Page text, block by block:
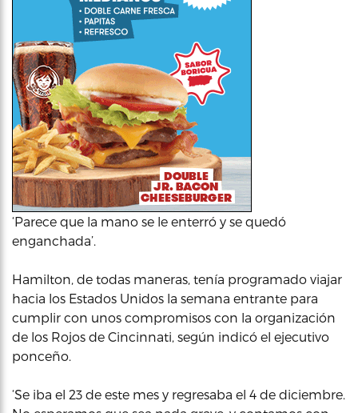
‘Parece que la mano se le enterró y se quedó
enganchada’.
Hamilton, de todas maneras, tenía programado viajar
hacia los Estados Unidos la semana entrante para
cumplir con unos compromisos con la organización
de los Rojos de Cincinnati, según indicó el ejecutivo
ponceño.
‘Se iba el 23 de este mes y regresaba el 4 de diciembre.